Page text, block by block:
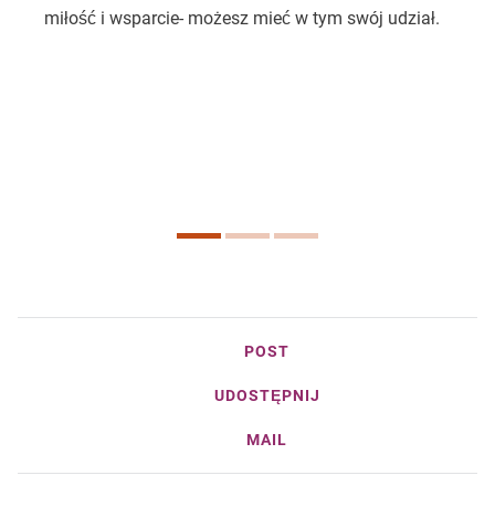
miłość i wsparcie- możesz mieć w tym swój udział.
POST
UDOSTĘPNIJ
MAIL